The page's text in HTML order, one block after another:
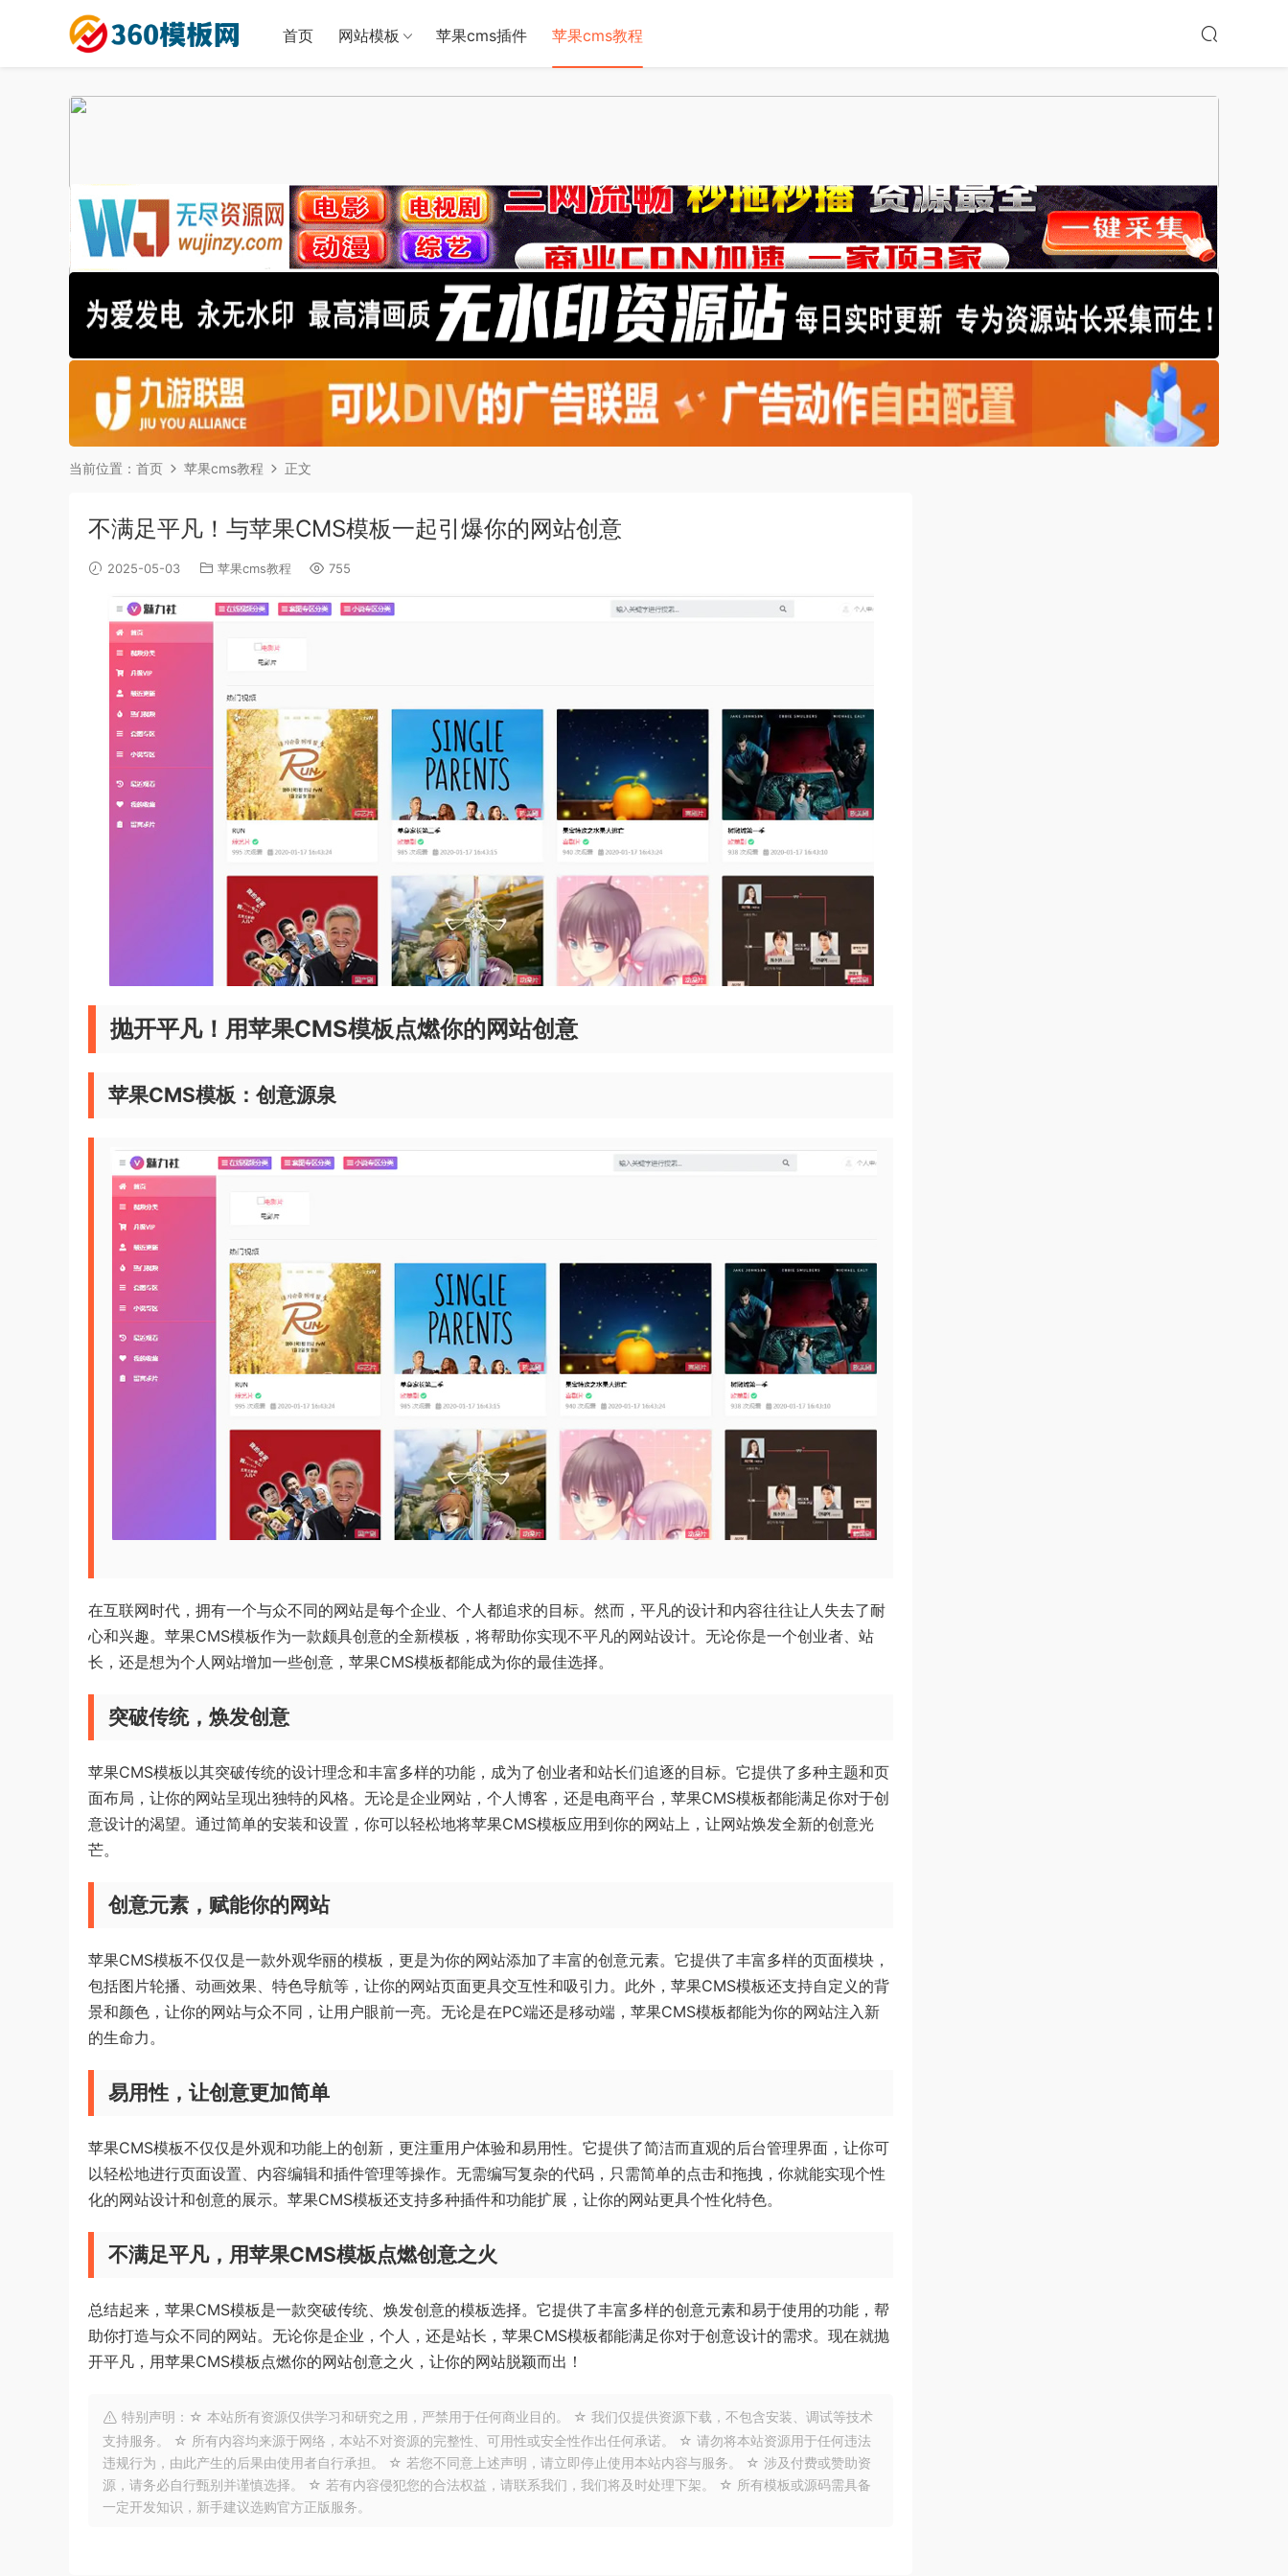
首页 网站模板 苹果cms插件 苹果cms教程
当前位置： 首页 苹果cms教程 正文
不满足平凡！与苹果CMS模板一起引爆你的网站创意
2025-05-03 苹果cms教程 755
抛开平凡！用苹果CMS模板点燃你的网站创意
苹果CMS模板：创意源泉
在互联网时代，拥有一个与众不同的网站是每个企业、个人都追求的目标。然而，平凡的设计和内容往往让人失去了耐
心和兴趣。苹果CMS模板作为一款颇具创意的全新模板，将帮助你实现不平凡的网站设计。无论你是一个创业者、站
长，还是想为个人网站增加一些创意，苹果CMS模板都能成为你的最佳选择。
突破传统，焕发创意
苹果CMS模板以其突破传统的设计理念和丰富多样的功能，成为了创业者和站长们追逐的目标。它提供了多种主题和页
面布局，让你的网站呈现出独特的风格。无论是企业网站，个人博客，还是电商平台，苹果CMS模板都能满足你对于创
意设计的渴望。通过简单的安装和设置，你可以轻松地将苹果CMS模板应用到你的网站上，让网站焕发全新的创意光
芒。
创意元素，赋能你的网站
苹果CMS模板不仅仅是一款外观华丽的模板，更是为你的网站添加了丰富的创意元素。它提供了丰富多样的页面模块，
包括图片轮播、动画效果、特色导航等，让你的网站页面更具交互性和吸引力。此外，苹果CMS模板还支持自定义的背
景和颜色，让你的网站与众不同，让用户眼前一亮。无论是在PC端还是移动端，苹果CMS模板都能为你的网站注入新
的生命力。
易用性，让创意更加简单
苹果CMS模板不仅仅是外观和功能上的创新，更注重用户体验和易用性。它提供了简洁而直观的后台管理界面，让你可
以轻松地进行页面设置、内容编辑和插件管理等操作。无需编写复杂的代码，只需简单的点击和拖拽，你就能实现个性
化的网站设计和创意的展示。苹果CMS模板还支持多种插件和功能扩展，让你的网站更具个性化特色。
不满足平凡，用苹果CMS模板点燃创意之火
总结起来，苹果CMS模板是一款突破传统、焕发创意的模板选择。它提供了丰富多样的创意元素和易于使用的功能，帮
助你打造与众不同的网站。无论你是企业，个人，还是站长，苹果CMS模板都能满足你对于创意设计的需求。现在就抛
开平凡，用苹果CMS模板点燃你的网站创意之火，让你的网站脱颖而出！
特别声明：☆ 本站所有资源仅供学习和研究之用，严禁用于任何商业目的。 ☆ 我们仅提供资源下载，不包含安装、调试等技术
支持服务。 ☆ 所有内容均来源于网络，本站不对资源的完整性、可用性或安全性作出任何承诺。 ☆ 请勿将本站资源用于任何违法
违规行为，由此产生的后果由使用者自行承担。 ☆ 若您不同意上述声明，请立即停止使用本站内容与服务。 ☆ 涉及付费或赞助资
源，请务必自行甄别并谨慎选择。 ☆ 若有内容侵犯您的合法权益，请联系我们，我们将及时处理下架。 ☆ 所有模板或源码需具备
一定开发知识，新手建议选购官方正版服务。